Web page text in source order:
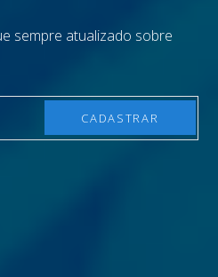
sempre atualizado sobre